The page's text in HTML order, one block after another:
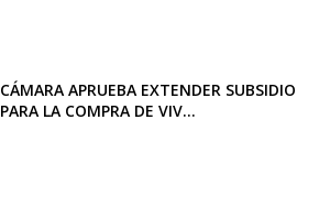
CÁMARA APRUEBA EXTENDER SUBSIDIO
PARA LA COMPRA DE VIV...